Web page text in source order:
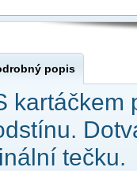
popis
kartáčkem
tečku.